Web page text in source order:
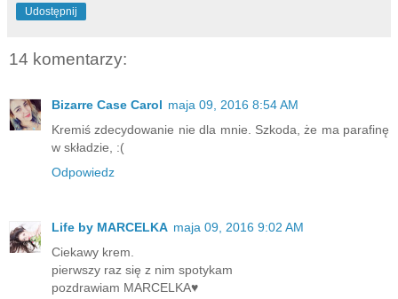
Udostępnij
14 komentarzy:
Bizarre Case Carol maja 09, 2016 8:54 AM
Kremiś zdecydowanie nie dla mnie. Szkoda, że ma parafinę
w składzie, :(
Odpowiedz
Life by MARCELKA maja 09, 2016 9:02 AM
Ciekawy krem.
pierwszy raz się z nim spotykam
pozdrawiam MARCELKA♥